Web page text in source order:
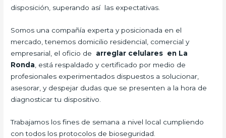
disposición, superando así las expectativas.
Somos una compañía experta y posicionada en el
mercado, tenemos domicilio residencial, comercial y
empresarial, el oficio de arreglar celulares en La
Ronda , está respaldado y certificado por medio de
profesionales experimentados dispuestos a solucionar,
asesorar, y despejar dudas que se presenten a la hora de
diagnosticar tu dispositivo.
Trabajamos los fines de semana a nivel local cumpliendo
con todos los protocolos de bioseguridad.